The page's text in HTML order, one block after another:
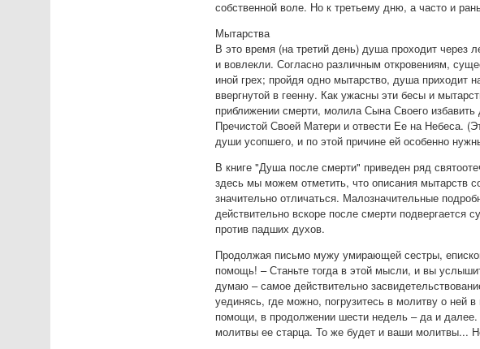
собственной воле. Но к третьему дню, а часто и
Мытарства
В это время (на третий день) душа проходит через
и вовлекли. Согласно различным откровениям,
иной грех; пройдя одно мытарство, душа
ввергнутой в геенну. Как ужасны эти бесы и
приближении смерти, молила Сына Своего
Пречистой Своей Матери и отвести Ее на Небеса.
души усопшего, и по этой причине ей особенно
В книге "Душа после смерти" приведен ряд
здесь мы можем отметить, что описания мытарств
значительно отличаться. Малозначительные
действительно вскоре после смерти
против падших духов.
Продолжая письмо мужу умирающей сестры,
помощь! – Станьте тогда в этой мысли, и вы
думаю – самое действительно
уединясь, где можно, погрузитесь в молитву о ней
помощи, в продолжении шести недель – да и
молитвы ее старца. То же будет и ваши молитвы...